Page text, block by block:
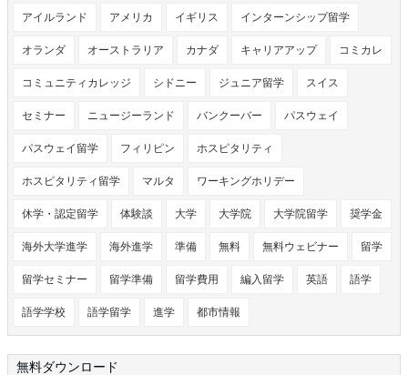
アイルランド アメリカ イギリス インターンシップ留学
オランダ オーストラリア カナダ キャリアアップ コミカレ
コミュニティカレッジ シドニー ジュニア留学 スイス
セミナー ニュージーランド バンクーバー パスウェイ
パスウェイ留学 フィリピン ホスピタリティ
ホスピタリティ留学 マルタ ワーキングホリデー
休学・認定留学 体験談 大学 大学院 大学院留学 奨学金
海外大学進学 海外進学 準備 無料 無料ウェビナー 留学
留学セミナー 留学準備 留学費用 編入留学 英語 語学
語学学校 語学留学 進学 都市情報
無料ダウンロード